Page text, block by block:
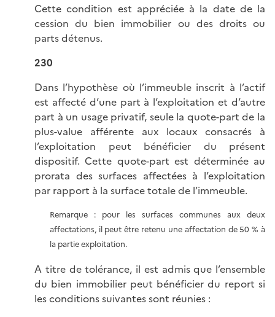
Cette condition est appréciée à la date de la
cession du bien immobilier ou des droits ou
parts détenus.
230
Dans l’hypothèse où l’immeuble inscrit à l’actif
est affecté d’une part à l’exploitation et d’autre
part à un usage privatif, seule la quote-part de la
plus-value afférente aux locaux consacrés à
l’exploitation peut bénéficier du présent
dispositif. Cette quote-part est déterminée au
prorata des surfaces affectées à l’exploitation
par rapport à la surface totale de l’immeuble.
Remarque : pour les surfaces communes aux deux
affectations, il peut être retenu une affectation de 50 % à
la partie exploitation.
A titre de tolérance, il est admis que l’ensemble
du bien immobilier peut bénéficier du report si
les conditions suivantes sont réunies :